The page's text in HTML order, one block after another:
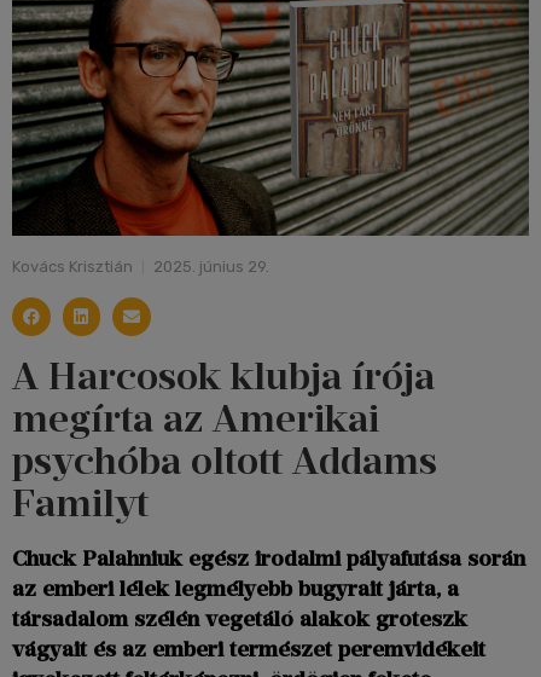
Kovács Krisztián 2025. június 29.
A Harcosok klubja írója
megírta az Amerikai
psychóba oltott Addams
Familyt
Chuck Palahniuk egész irodalmi pályafutása során
az emberi lélek legmélyebb bugyrait járta, a
társadalom szélén vegetáló alakok groteszk
vágyait és az emberi természet peremvidékeit